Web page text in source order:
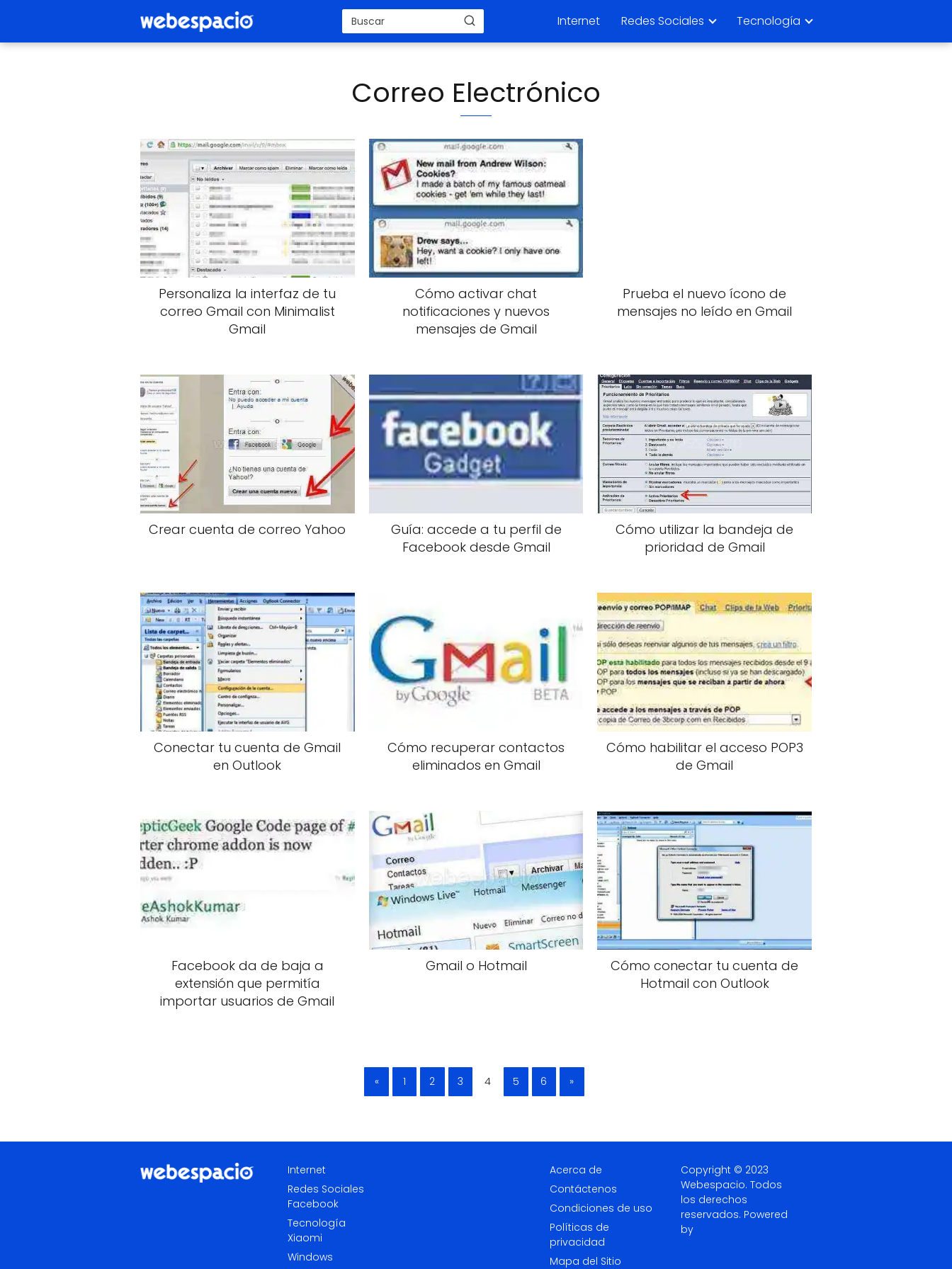
Internet Redes Sociales Tecnología
Correo Electrónico
Personaliza la interfaz de tu
correo Gmail con Minimalist
Gmail
Cómo activar chat
notificaciones y nuevos
mensajes de Gmail
Prueba el nuevo ícono de
mensajes no leído en Gmail
Crear cuenta de correo Yahoo
Guía: accede a tu perfil de
Facebook desde Gmail
Cómo utilizar la bandeja de
prioridad de Gmail
Conectar tu cuenta de Gmail
en Outlook
Cómo recuperar contactos
eliminados en Gmail
Cómo habilitar el acceso POP3
de Gmail
Facebook da de baja a
extensión que permitía
importar usuarios de Gmail
Gmail o Hotmail
Cómo conectar tu cuenta de
Hotmail con Outlook
« 1 2 3 4 5 6 »
Internet
Redes Sociales
Facebook
Tecnología
Xiaomi
Windows
Acerca de
Contáctenos
Condiciones de uso
Políticas de
privacidad
Mapa del Sitio
Copyright © 2023
Webespacio. Todos
los derechos
reservados. Powered
by